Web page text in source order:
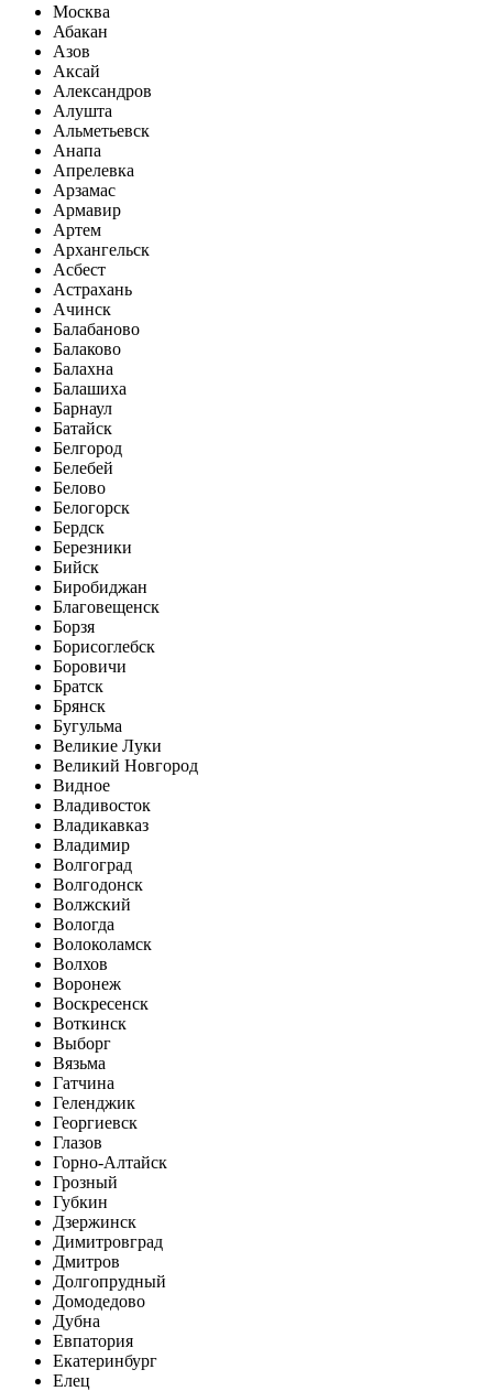
Москва
Абакан
Азов
Аксай
Александров
Алушта
Альметьевск
Анапа
Апрелевка
Арзамас
Армавир
Артем
Архангельск
Асбест
Астрахань
Ачинск
Балабаново
Балаково
Балахна
Балашиха
Барнаул
Батайск
Белгород
Белебей
Белово
Белогорск
Бердск
Березники
Бийск
Биробиджан
Благовещенск
Борзя
Борисоглебск
Боровичи
Братск
Брянск
Бугульма
Великие Луки
Великий Новгород
Видное
Владивосток
Владикавказ
Владимир
Волгоград
Волгодонск
Волжский
Вологда
Волоколамск
Волхов
Воронеж
Воскресенск
Воткинск
Выборг
Вязьма
Гатчина
Геленджик
Георгиевск
Глазов
Горно-Алтайск
Грозный
Губкин
Дзержинск
Димитровград
Дмитров
Долгопрудный
Домодедово
Дубна
Евпатория
Екатеринбург
Елец